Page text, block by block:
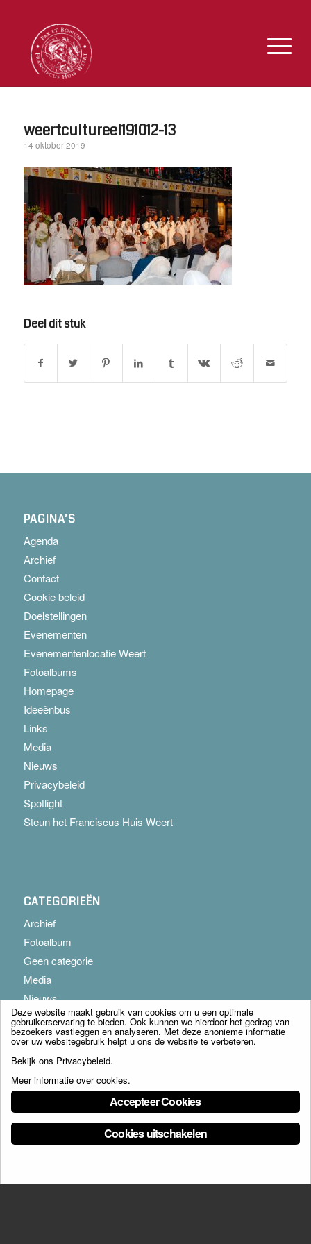
weertcultureel191012-13
14 oktober 2019
Deel dit stuk
PAGINA’S
Agenda
Archief
Contact
Cookie beleid
Doelstellingen
Evenementen
Evenementenlocatie Weert
Fotoalbums
Homepage
Ideeënbus
Links
Media
Nieuws
Privacybeleid
Spotlight
Steun het Franciscus Huis Weert
CATEGORIEËN
Archief
Fotoalbum
Geen categorie
Media
Nieuws
© Copyright - Franciscus Huis Weert B.V. - webdesign:
Deze website maakt gebruik van cookies om u een optimale
gebruikerservaring te bieden. Ook kunnen we hierdoor het gedrag van
bezoekers vastleggen en analyseren. Met deze anonieme informatie
over uw websitegebruik helpt u ons de website te verbeteren.
Bekijk ons Privacybeleid.
Meer informatie over cookies.
Accepteer Cookies
Cookies uitschakelen